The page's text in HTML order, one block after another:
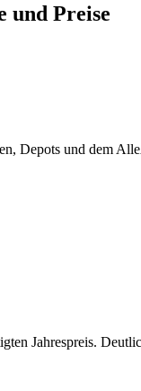
und Preise
Depots und dem
Jahrespreis.